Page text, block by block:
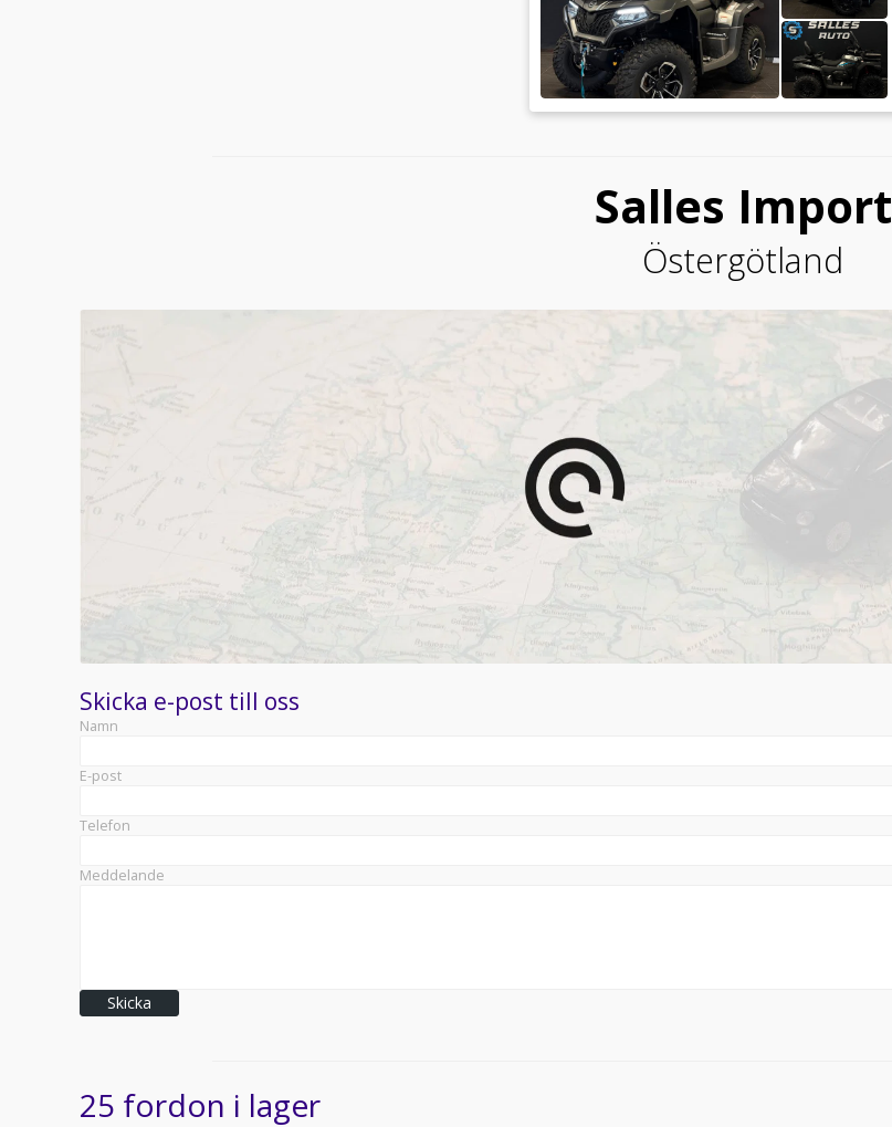
Salles Import
Östergötland
Skicka e-post till oss
Namn
E-post
Telefon
Meddelande
Skicka
25 fordon i lager